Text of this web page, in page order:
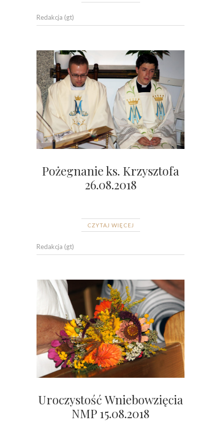
Redakcja (gt)
Pożegnanie ks. Krzysztofa
26.08.2018
CZYTAJ WIĘCEJ
Redakcja (gt)
Uroczystość Wniebowzięcia
NMP 15.08.2018